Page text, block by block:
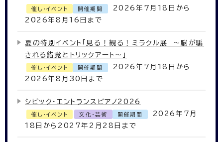
催し・イベント 開催期間
2026年7月18日から
2026年8月16日まで
夏の特別イベント「見る！観る！ミラクル展 ～脳が騙
される錯覚とトリックアート～」
催し・イベント 開催期間
2026年7月18日から
2026年8月30日まで
シビック・エントランスピアノ2026
催し・イベント 文化・芸術 開催期間
2026年7月
18日から2027年2月28日まで